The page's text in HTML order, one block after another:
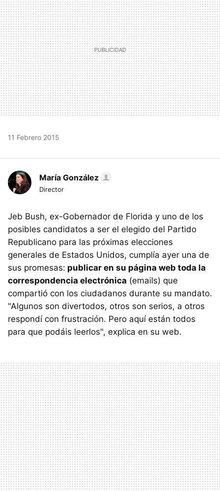
11 Febrero 2015
María González
Director
Jeb Bush, ex-Gobernador de Florida y uno de los
posibles candidatos a ser el elegido del Partido
Republicano para las próximas elecciones
generales de Estados Unidos, cumplía ayer una de
sus promesas: publicar en su página web toda la
correspondencia electrónica (emails) que
compartió con los ciudadanos durante su mandato.
"Algunos son divertodos, otros son serios, a otros
respondí con frustración. Pero aquí están todos
para que podáis leerlos", explica en su web.